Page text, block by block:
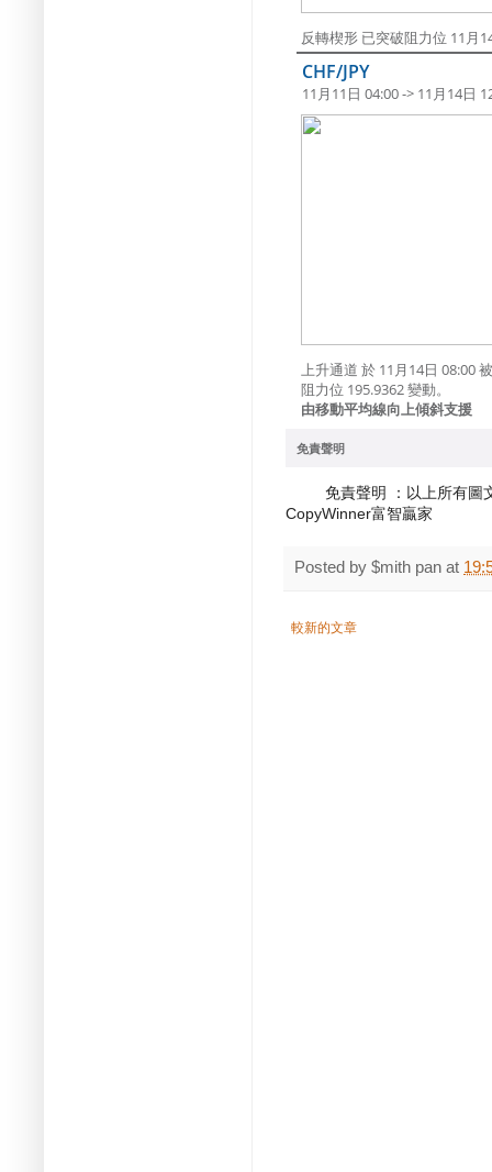
反轉楔形 已突破阻力位 11月
CHF/JPY
11月11日 04:00 -> 11月14日
上升通道 於 11月14日 08:00
阻力位 195.9362 變動。
由移動平均線向上傾斜支援
免責聲明
免責聲明 ：以上所有圖文
CopyWinner富智贏家
Posted by $mith pan at
較新的文章